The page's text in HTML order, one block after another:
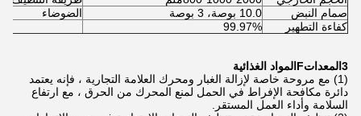
صمام النبض
10.0 بوصة، 3 بوصة
الضوضاء
كفاءة التطهير
99.97%
3المعدات F المواد الغذائية
(1) مع مروحة خاصة لإزالة الغبار ومحرك العلامة التجارية ، فإنه يعتمد
دائرة مكافحة الإفراط في الحمل لمنع المحرك من الحرق ، مع ارتفاع
السلامة وأداء العمل المستقر.